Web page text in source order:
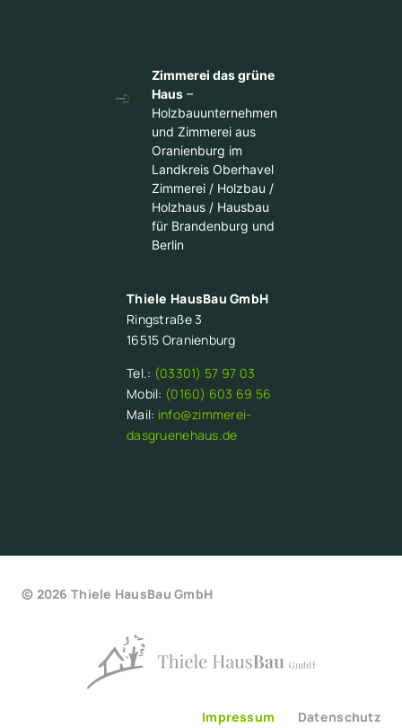
Zimmerei das grüne
Haus –
Holzbauunternehmen
und Zimmerei aus
Oranienburg im
Landkreis Oberhavel
Zimmerei / Holzbau /
Holzhaus / Hausbau
für Brandenburg und
Berlin
Thiele HausBau GmbH
Ringstraße 3
16515 Oranienburg
Tel.: (03301) 57 97 03
Mobil: (0160) 603 69 56
Mail: info@zimmerei-
dasgruenehaus.de
© 2026 Thiele HausBau GmbH
Impressum Datenschutz